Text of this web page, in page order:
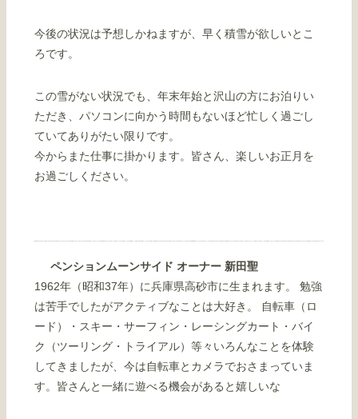
今後の状況は予想しかねますが、早く積雪が欲しいとこ
ろです。
この雪がない状況でも、年末年始と沢山の方にお泊りい
ただき、パソコンに向かう時間もないほど忙しく過ごし
ていてありがたい限りです。
今からまた仕事に掛かります。皆さん、楽しいお正月を
お過ごしください。
ペンションムーンサイド オーナー 新田聖
1962年（昭和37年）に兵庫県高砂市に生まれます。 勉強
は苦手でしたがアクティブなことは大好き。 自転車（ロ
ード）・スキー・サーフィン・レーシングカート・バイ
ク（ツーリング・トライアル）等々いろんなことを体験
してきましたが、今は自転車とカメラでおさまっていま
す。皆さんと一緒に遊べる機会があると嬉しいな